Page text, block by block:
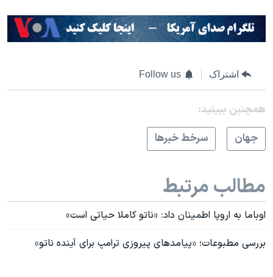
سفر پرزیدنت ترامپ به چین
اشتراک Follow us
همچنبن ببینید:
جهان
سرخط خبرها
مطالب مرتبط
اوباما به اروپا اطمینان داد: «ناتو کاملا حیاتی است»
بررسی مطبوعات؛ «پیامدهای پیروزی ترامپ برای آینده ناتو»